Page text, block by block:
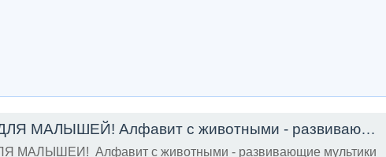
АЗБУКА ДЛЯ МАЛЫШЕЙ! Алфавит с животными - развивающие мультики для самых маленьких! Учим буквы
МАЛЫШЕЙ! Алфавит с животными - развивающие мультики